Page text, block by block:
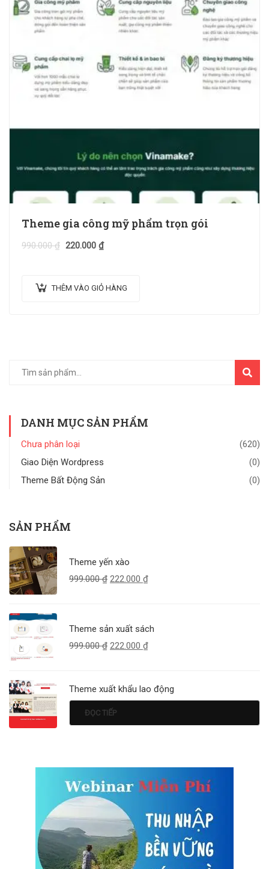
Theme gia công mỹ phẩm trọn gói
990.000₫ 220.000 ₫
THÊM VÀO GIỎ HÀNG
TÌM
KIẾM
DANH MỤC SẢN PHẨM
Chưa phân loại
(620)
Giao Diện Wordpress
(0)
Theme Bất Động Sản
(0)
SẢN PHẨM
Theme yến xào
999.000₫ 222.000 ₫
Theme sản xuất sách
999.000₫ 222.000 ₫
Theme xuất khẩu lao động
ĐỌC TIẾP